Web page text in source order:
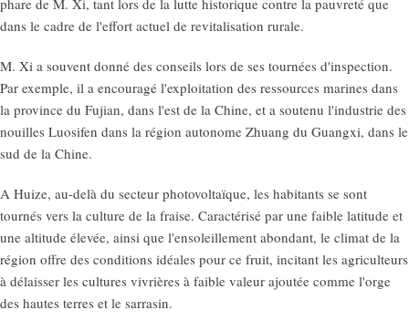
phare de M. Xi, tant lors de la lutte historique contre la pauvreté que
dans le cadre de l'effort actuel de revitalisation rurale.
M. Xi a souvent donné des conseils lors de ses tournées d'inspection.
Par exemple, il a encouragé l'exploitation des ressources marines dans
la province du Fujian, dans l'est de la Chine, et a soutenu l'industrie des
nouilles Luosifen dans la région autonome Zhuang du Guangxi, dans le
sud de la Chine.
A Huize, au-delà du secteur photovoltaïque, les habitants se sont
tournés vers la culture de la fraise. Caractérisé par une faible latitude et
une altitude élevée, ainsi que l'ensoleillement abondant, le climat de la
région offre des conditions idéales pour ce fruit, incitant les agriculteurs
à délaisser les cultures vivrières à faible valeur ajoutée comme l'orge
des hautes terres et le sarrasin.